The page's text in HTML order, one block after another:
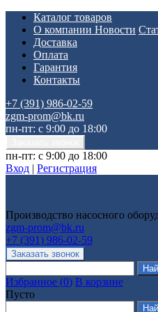
Каталог товаров
О компании Новости
Доставка
Оплата
Гарантия
Контакты
+7 (391) 986-02-59
zgm-prom@bk.ru
пн-пт: с 9:00 до 18:00
пн-пт: с 9:00 до 18:00
Вход | Регистрация
Производство насосного
zgm-prom@bk.ru
+7 (391) 986-02-59
Избранное (0) В корзине
Пусто